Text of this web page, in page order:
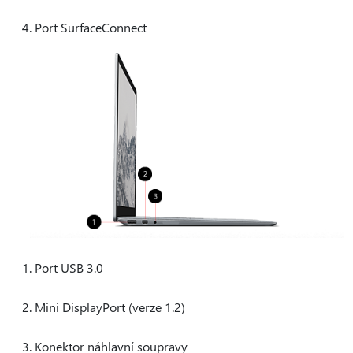
Port SurfaceConnect
Port USB 3.0
Mini DisplayPort (verze 1.2)
Konektor náhlavní soupravy